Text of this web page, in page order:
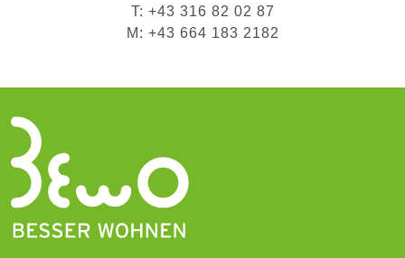
T: +43 316 82 02 87
M: +43 664 183 2182